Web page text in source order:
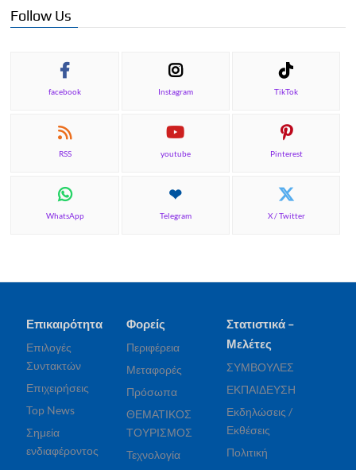
Follow Us
facebook Instagram TikTok
RSS youtube Pinterest
WhatsApp Telegram X / Twitter
Επικαιρότητα
Επιλογές
Συντακτών
Επιχειρήσεις
Top News
Σημεία
ενδιαφέροντος
Φορείς
Περιφέρεια
Μεταφορές
Πρόσωπα
ΘΕΜΑΤΙΚΟΣ
ΤΟΥΡΙΣΜΟΣ
Τεχνολογία
Στατιστικά –
Μελέτες
ΣΥΜΒΟΥΛΕΣ
ΕΚΠΑΙΔΕΥΣΗ
Εκδηλώσεις /
Εκθέσεις
Πολιτική